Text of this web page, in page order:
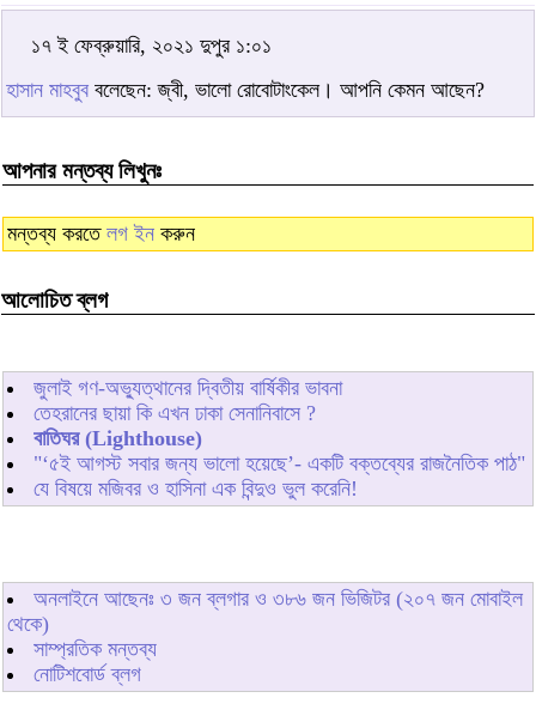
১৭ ই ফেব্রুয়ারি, ২০২১ দুপুর ১:০১
হাসান মাহবুব বলেছেন: জ্বী, ভালো রোবোটাংকেল। আপনি কেমন আছেন?
আপনার মন্তব্য লিখুনঃ
মন্তব্য করতে লগ ইন করুন
আলোচিত ব্লগ
জুলাই গণ-অভ্যুত্থানের দ্বিতীয় বার্ষিকীর ভাবনা
তেহরানের ছায়া কি এখন ঢাকা সেনানিবাসে ?
বাতিঘর (Lighthouse)
"‘৫ই আগস্ট সবার জন্য ভালো হয়েছে’- একটি বক্তব্যের রাজনৈতিক পাঠ"
যে বিষয়ে মজিবর ও হাসিনা এক বিন্দুও ভুল করেনি!
অনলাইনে আছেনঃ ৩ জন ব্লগার ও ৩৮৬ জন ভিজিটর (২০৭ জন মোবাইল
থেকে)
সাম্প্রতিক মন্তব্য
নোটিশবোর্ড ব্লগ